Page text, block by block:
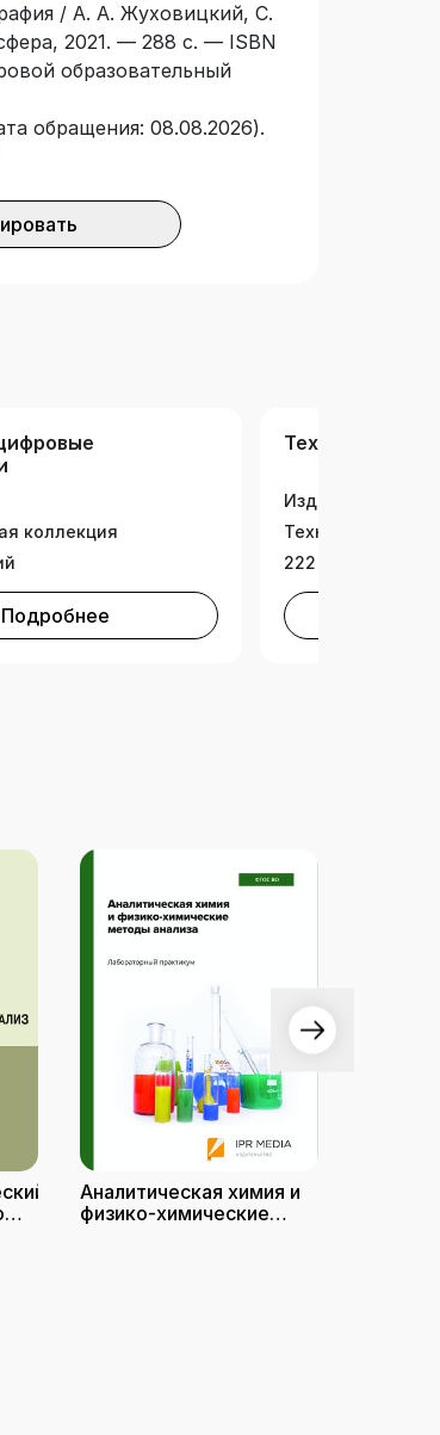
а также для
вузов.
/ А. А. Жуховицкий, С.
2021. — 288 с. — ISBN
образовательный
обращения: 08.08.2026).
коллекция
Подробнее
Техносфера
Издательская
Техносфера
222 издания
Аналитическая химия и
физико-химические